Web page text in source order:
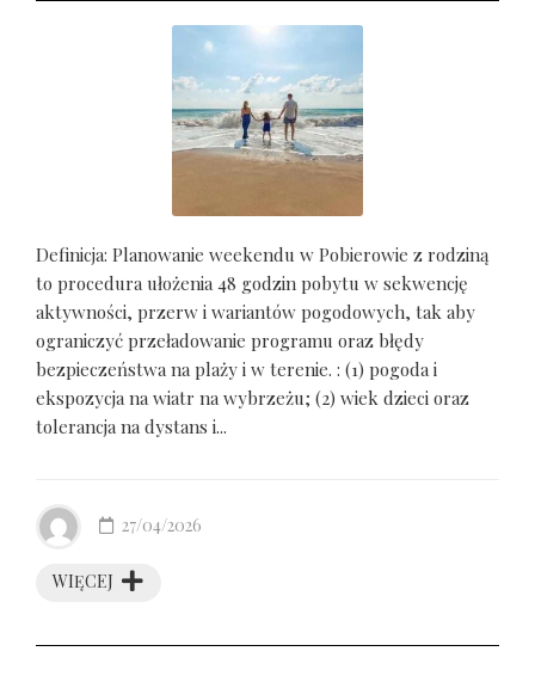
Definicja: Planowanie weekendu w Pobierowie z rodziną
to procedura ułożenia 48 godzin pobytu w sekwencję
aktywności, przerw i wariantów pogodowych, tak aby
ograniczyć przeładowanie programu oraz błędy
bezpieczeństwa na plaży i w terenie. : (1) pogoda i
ekspozycja na wiatr na wybrzeżu; (2) wiek dzieci oraz
tolerancja na dystans i...
WIĘCEJ
27/04/2026